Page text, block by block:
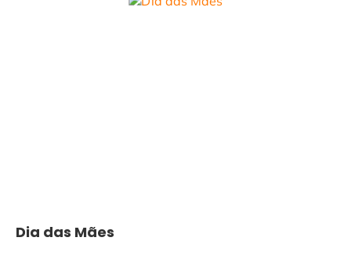
Dia das Mães